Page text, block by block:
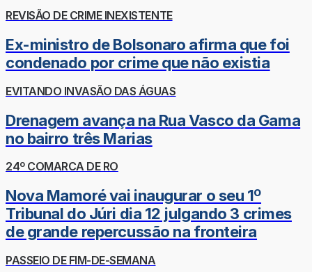
REVISÃO DE CRIME INEXISTENTE
Ex-ministro de Bolsonaro afirma que foi
condenado por crime que não existia
EVITANDO INVASÃO DAS ÁGUAS
Drenagem avança na Rua Vasco da Gama
no bairro três Marias
24º COMARCA DE RO
Nova Mamoré vai inaugurar o seu 1º
Tribunal do Júri dia 12 julgando 3 crimes
de grande repercussão na fronteira
PASSEIO DE FIM-DE-SEMANA